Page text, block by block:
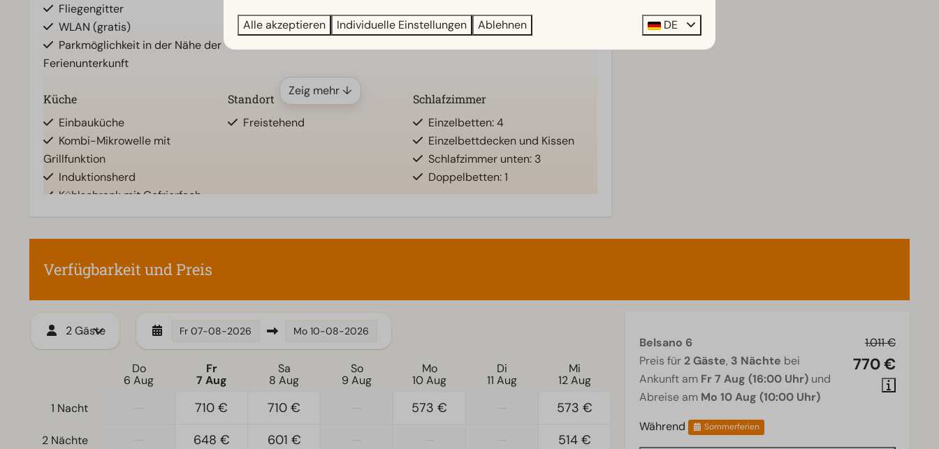
Fliegengitter
WLAN (gratis)
Parkmöglichkeit in der Nähe der
Ferienunterkunft
Toiletten im Badezimmer: 1
Küche
Einbauküche
Kombi-Mikrowelle mit
Grillfunktion
Induktionsherd
Kühlschrank mit Gefrierfach
Kaffeemaschine
Wasserkocher
Standort
Freistehend
Schlafzimmer
Einzelbetten: 4
Einzelbettdecken und Kissen
Schlafzimmer unten: 3
Doppelbetten: 1
Zugänglichkeit
Ebenerdig
Treppenstufen zur Unterkunft
Heizung und Kühlung
Fußbodenheizung im
Wohnzimmer
Zeig mehr ↓
Verfügbarkeit und Preis
2 Gäste Fr 07-08-2026 Mo 10-08-2026
Do
6 Aug
Fr
7 Aug
Sa
8 Aug
So
9 Aug
Mo
10 Aug
Di
11 Aug
Mi
12 Aug
1 Nacht
710 € 710 € 573 € 573 €
2 Nächte 648 € 601 € 514 €
1.011 €
770 €
Belsano 6
Preis für 2 Gäste, 3 Nächte bei
Ankunft am Fr 7 Aug (16:00 Uhr) und
Abreise am Mo 10 Aug (10:00 Uhr)
Während
Sommerferien
Alle akzeptieren Individuelle Einstellungen Ablehnen DE